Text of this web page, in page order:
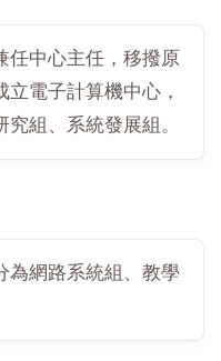
任中心主任，移撥原
電子計算機中心，
組、系統發展組。
為網路系統組、教學